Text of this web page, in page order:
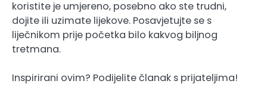
koristite je umjereno, posebno ako ste trudni,
dojite ili uzimate lijekove. Posavjetujte se s
liječnikom prije početka bilo kakvog biljnog
tretmana.
Inspirirani ovim? Podijelite članak s prijateljima!